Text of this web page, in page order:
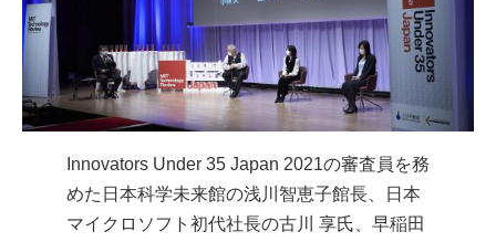
Innovators Under 35 Japan 2021の審査員を務
めた日本科学未来館の浅川智恵子館長、日本
マイクロソフト初代社長の古川 享氏、早稲田